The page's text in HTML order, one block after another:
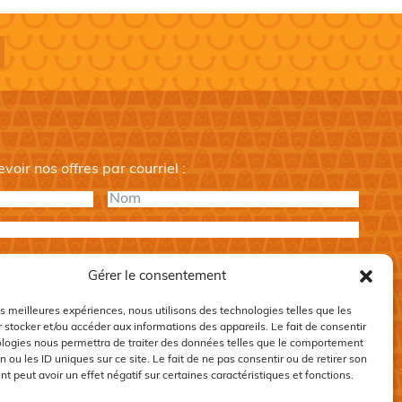
Gérer le consentement
meilleures expériences, nous utilisons des technologies telles que les
stocker et/ou accéder aux informations des appareils. Le fait de consentir
nous permettra de traiter des données telles que le comportement
ou les ID uniques sur ce site. Le fait de ne pas consentir ou de retirer son
peut avoir un effet négatif sur certaines caractéristiques et fonctions.
nos offres par courriel :
Nom*
conditions.